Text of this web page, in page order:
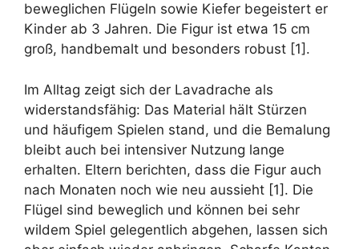
beweglichen Flügeln sowie Kiefer begeistert er
Kinder ab 3 Jahren. Die Figur ist etwa 15 cm
groß, handbemalt und besonders robust [1].
Im Alltag zeigt sich der Lavadrache als
widerstandsfähig: Das Material hält Stürzen
und häufigem Spielen stand, und die Bemalung
bleibt auch bei intensiver Nutzung lange
erhalten. Eltern berichten, dass die Figur auch
nach Monaten noch wie neu aussieht [1]. Die
Flügel sind beweglich und können bei sehr
wildem Spiel gelegentlich abgehen, lassen sich